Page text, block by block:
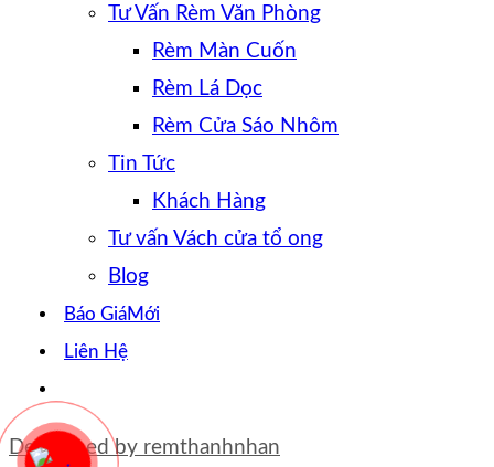
Tư Vấn Rèm Văn Phòng
Rèm Màn Cuốn
Rèm Lá Dọc
Rèm Cửa Sáo Nhôm
Tin Tức
Khách Hàng
Tư vấn Vách cửa tổ ong
Blog
Báo Giá
Liên Hệ
Developed by remthanhnhan